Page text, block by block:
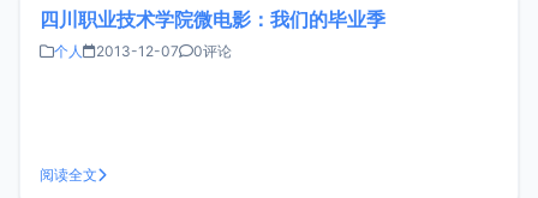
四川职业技术学院微电影：我们的毕业季
个人 2013-12-07 0评论
阅读全文